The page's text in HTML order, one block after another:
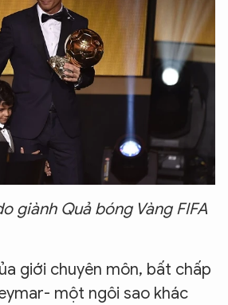
giành Quả bóng Vàng FIFA
giới chuyên môn, bất chấp
một ngôi sao khác